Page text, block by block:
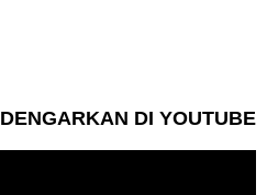
DENGARKAN DI YOUTUBE